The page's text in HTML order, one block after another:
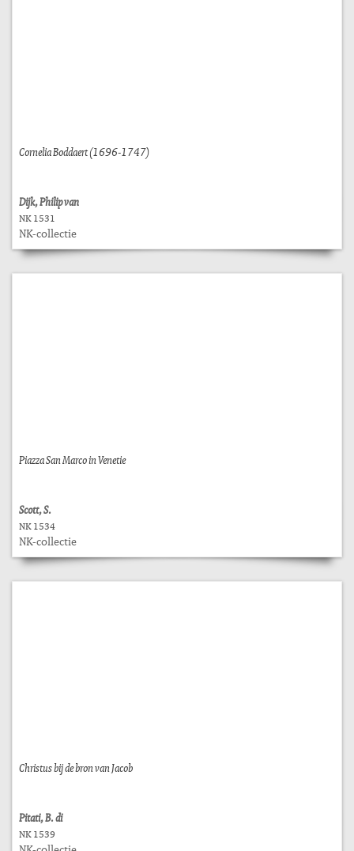
Cornelia Boddaert (1696-1747)
Dijk, Philip van
NK 1531
NK-collectie
Piazza San Marco in Venetie
Scott, S.
NK 1534
NK-collectie
Christus bij de bron van Jacob
Pitati, B. di
NK 1539